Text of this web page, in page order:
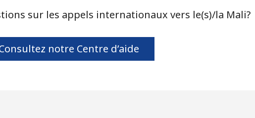
15 min pour ⁦$5⁩
sur les appels internationaux vers le(s)/la Mali?
notre Centre d’aide